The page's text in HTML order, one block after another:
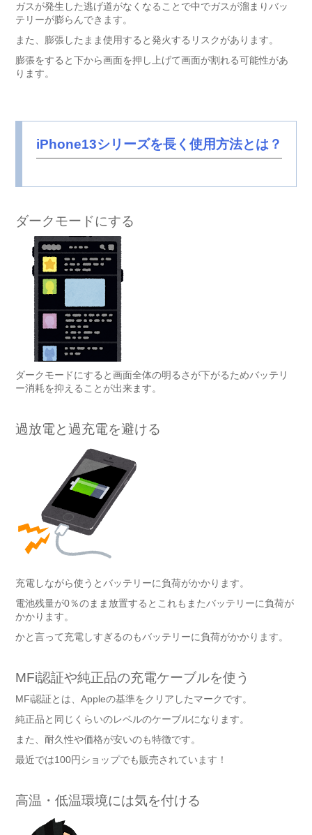
ガスが発生した逃げ道がなくなることで中でガスが溜まりバッ
テリーが膨らんできます。
また、膨張したまま使用すると発火するリスクがあります。
膨張をすると下から画面を押し上げて画面が割れる可能性があ
ります。
iPhone13シリーズを長く使用方法とは？
ダークモードにする
ダークモードにすると画面全体の明るさが下がるためバッテリ
ー消耗を抑えることが出来ます。
過放電と過充電を避ける
充電しながら使うとバッテリーに負荷がかかります。
電池残量が0％のまま放置するとこれもまたバッテリーに負荷が
かかります。
かと言って充電しすぎるのもバッテリーに負荷がかかります。
MFi認証や純正品の充電ケーブルを使う
MFi認証とは、Appleの基準をクリアしたマークです。
純正品と同じくらいのレベルのケーブルになります。
また、耐久性や価格が安いのも特徴です。
最近では100円ショップでも販売されています！
高温・低温環境には気を付ける